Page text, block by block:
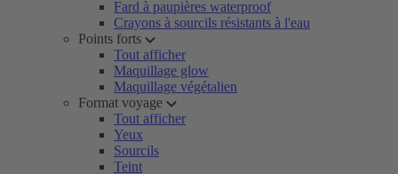
Fard à paupières waterproof
Crayons à sourcils résistants à l'eau
Points forts
Tout afficher
Maquillage glow
Maquillage végétalien
Format voyage
Tout afficher
Yeux
Sourcils
Teint